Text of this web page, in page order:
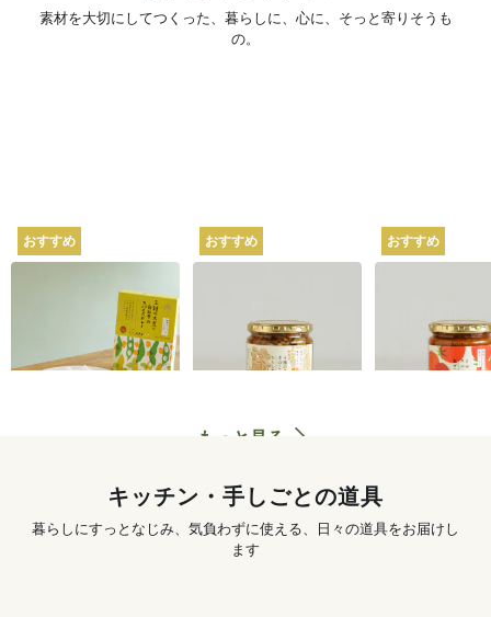
素材を大切にしてつくった、暮らしに、心に、そっと寄りそうも
の。
おすすめ
坂ノ途中オリジナル
2種の大豆と白みその
スパイスカレー 180g
620円〜
おすすめ
らし寿司 250g
1,250
おすすめ
ぜごはん 250g
もっと見る
キッチン・手しごとの道具
暮らしにすっとなじみ、気負わずに使える、日々の道具をお届けし
ます